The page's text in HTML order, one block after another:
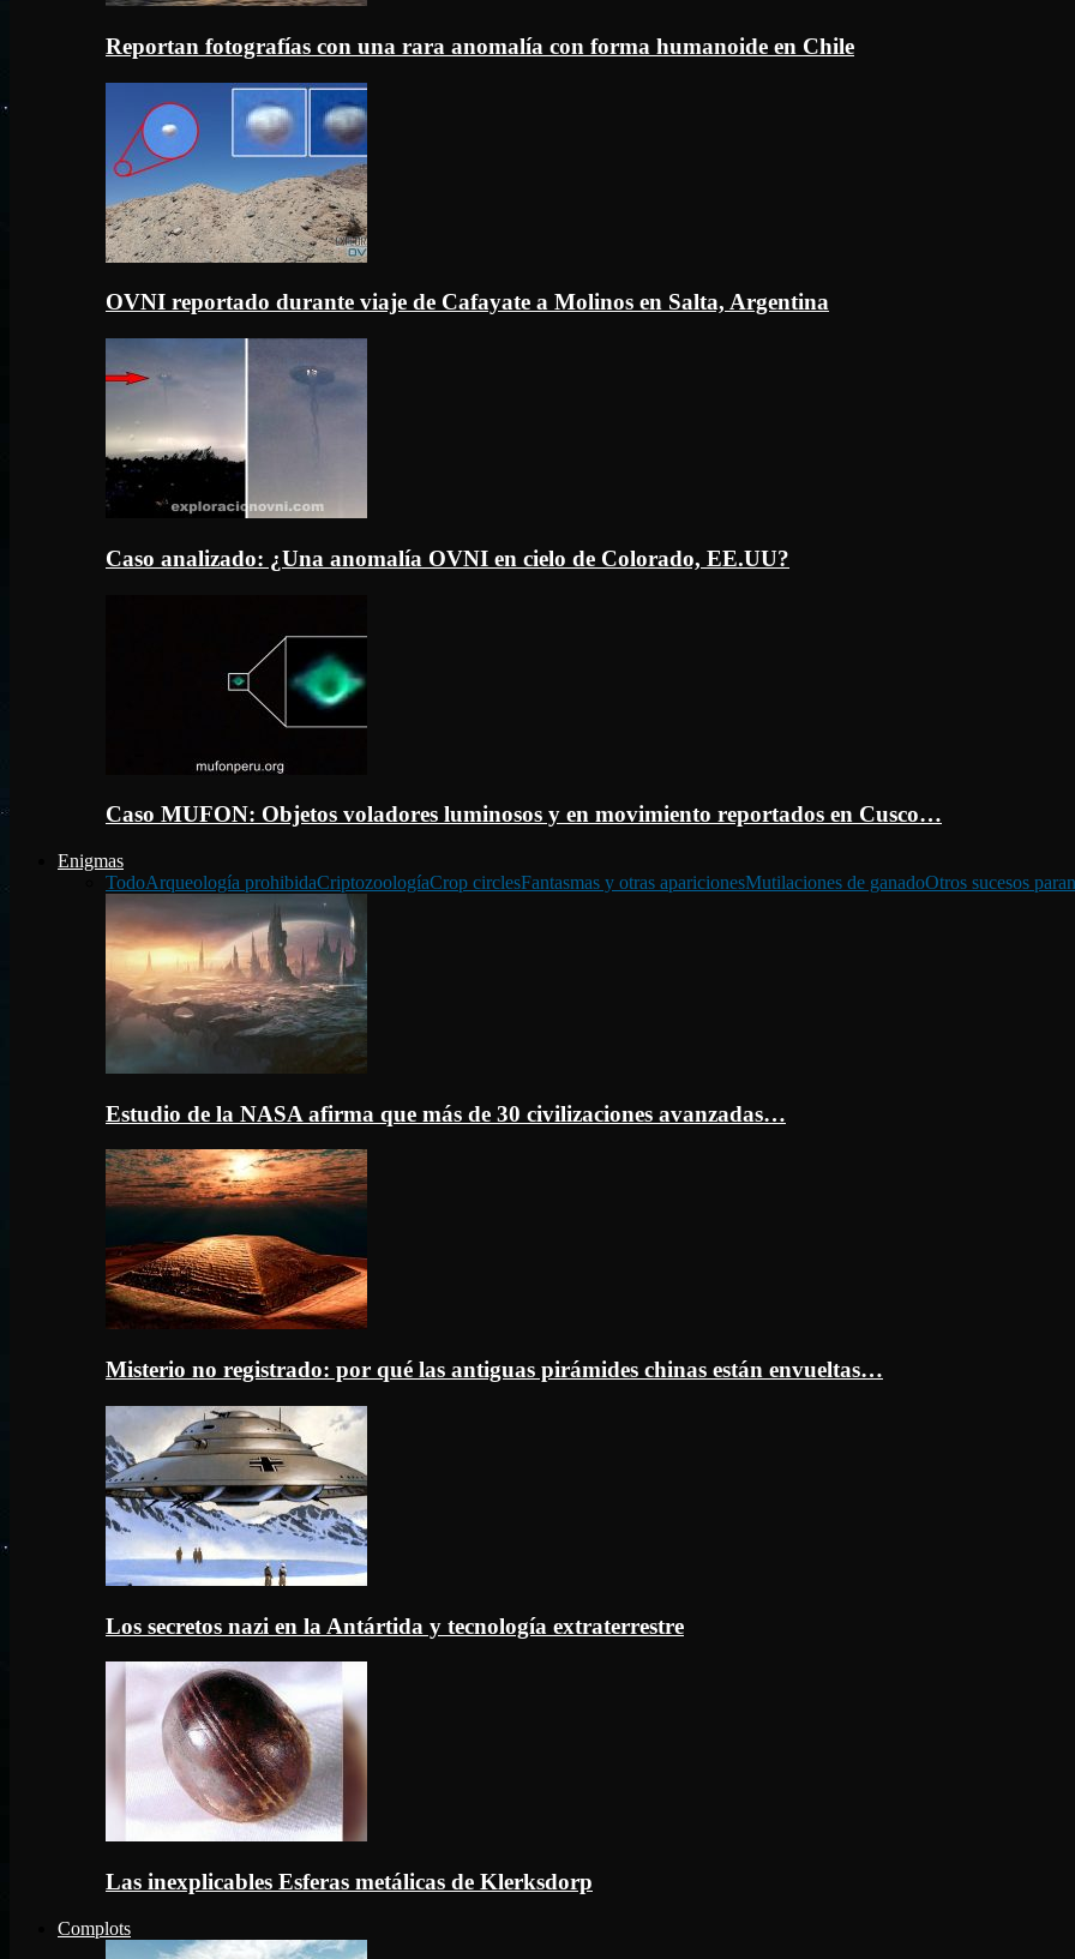
Reportan fotografías con una rara anomalía con forma humanoide en Chile
OVNI reportado durante viaje de Cafayate a Molinos en Salta, Argentina
Caso analizado: ¿Una anomalía OVNI en cielo de Colorado, EE.UU?
Caso MUFON: Objetos voladores luminosos y en movimiento reportados en Cusco…
Enigmas
TodoArqueología prohibidaCriptozoologíaCrop circlesFantasmas y otras aparicionesMutilaciones de ganadoOtros sucesos
Estudio de la NASA afirma que más de 30 civilizaciones avanzadas…
Misterio no registrado: por qué las antiguas pirámides chinas están envueltas…
Los secretos nazi en la Antártida y tecnología extraterrestre
Las inexplicables Esferas metálicas de Klerksdorp
Complots